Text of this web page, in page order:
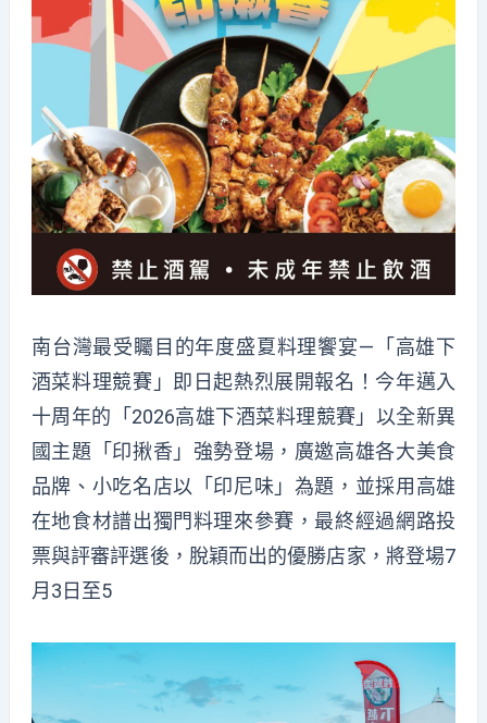
南台灣最受矚目的年度盛夏料理饗宴—「高雄下
酒菜料理競賽」即日起熱烈展開報名！今年邁入
十周年的「2026高雄下酒菜料理競賽」以全新異
國主題「印揪香」強勢登場，廣邀高雄各大美食
品牌、小吃名店以「印尼味」為題，並採用高雄
在地食材譜出獨門料理來參賽，最終經過網路投
票與評審評選後，脫穎而出的優勝店家，將登場7
月3日至5